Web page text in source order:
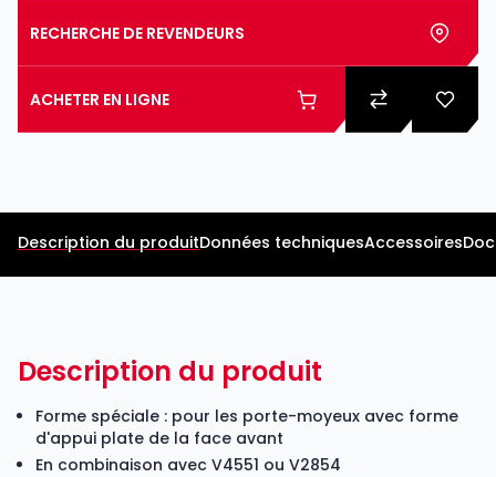
RECHERCHE DE REVENDEURS
ACHETER EN LIGNE
Description du produitDonnées techniquesAccessoires
Description du produit
Forme spéciale : pour les porte-moyeux avec forme
d'appui plate de la face avant
En combinaison avec V4551 ou V2854